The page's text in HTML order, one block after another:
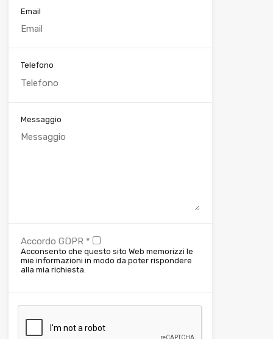
Email
Telefono
Messaggio
Accordo GDPR *
Acconsento che questo sito Web memorizzi le
mie informazioni in modo da poter rispondere
alla mia richiesta.